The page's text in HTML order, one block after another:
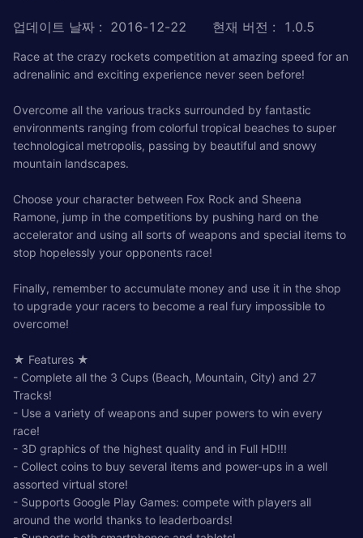
업데이트 날짜 : 2016-12-22 현재 버전 : 1.0.5
Race at the crazy rockets competition at amazing speed for an
adrenalinic and exciting experience never seen before!
Overcome all the various tracks surrounded by fantastic
environments ranging from colorful tropical beaches to super
technological metropolis, passing by beautiful and snowy
mountain landscapes.
Choose your character between Fox Rock and Sheena
Ramone, jump in the competitions by pushing hard on the
accelerator and using all sorts of weapons and special items to
stop hopelessly your opponents race!
Finally, remember to accumulate money and use it in the shop
to upgrade your racers to become a real fury impossible to
overcome!
★ Features ★
- Complete all the 3 Cups (Beach, Mountain, City) and 27
Tracks!
- Use a variety of weapons and super powers to win every
race!
- 3D graphics of the highest quality and in Full HD!!!
- Collect coins to buy several items and power-ups in a well
assorted virtual store!
- Supports Google Play Games: compete with players all
around the world thanks to leaderboards!